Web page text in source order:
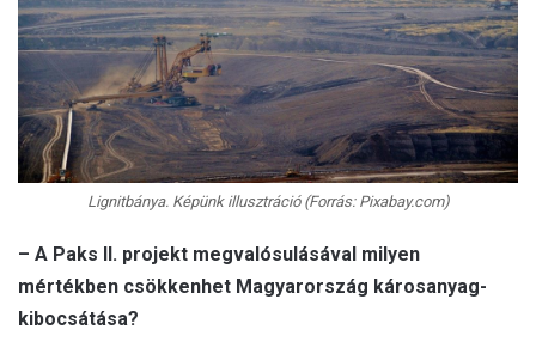
Lignitbánya. Képünk illusztráció (Forrás: Pixabay.com)
– A Paks II. projekt megvalósulásával milyen
mértékben csökkenhet Magyarország károsanyag-
kibocsátása?